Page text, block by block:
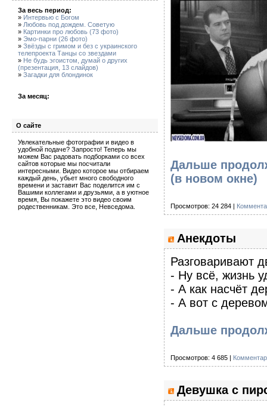
За весь период:
» Интервью с Богом
» Любовь под дождем. Советую
» Картинки про любовь (73 фото)
» Эмо-парни (26 фото)
» Звёзды с гримом и без с украинского
телепроекта Танцы со звездами
» Не будь эгоистом, думай о других
(презентация, 13 слайдов)
» Загадки для блондинок
За месяц:
О сайте
Увлекательные фотографии и видео в
удобной подаче? Запросто! Теперь мы
можем Вас радовать подборками со всех
сайтов которые мы посчитали
интересными. Видео которое мы отбираем
каждый день, убьет много свободного
времени и заставит Вас поделится им с
Вашими коллегами и друзьями, а в уютное
время, Вы покажете это видео своим
родественникам. Это все, Невседома.
Дальше
(в новом окне)
Просмотров: 24 284 |
Анекдоты
Разговаривают
- Ну всё, жизнь
- А как насчёт
- А вот с
Дальше
Просмотров: 4 685 |
Девушка с